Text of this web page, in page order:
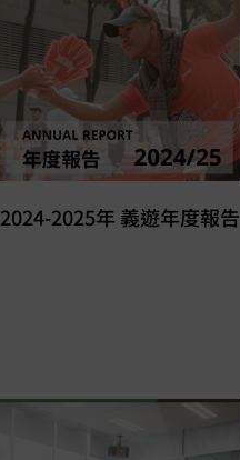
2024-2025年 義遊年度報告